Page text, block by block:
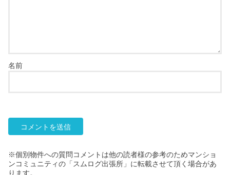
名前
※個別物件への質問コメントは他の読者様の参考のためマンショ
ンコミュニティの「スムログ出張所」に転載させて頂く場合があ
ります。